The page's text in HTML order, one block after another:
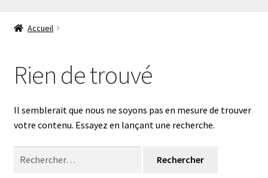
Mon compte
Echelle HO
Accueil
Rien de trouvé
Il semblerait que nous ne soyons pas en mesure de trouver
votre contenu. Essayez en lançant une recherche.